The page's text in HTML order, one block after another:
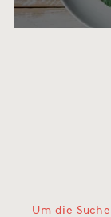
Um die